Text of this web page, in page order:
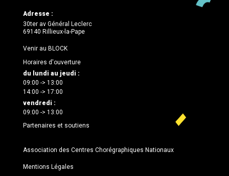
Adresse :
30ter av Général Leclerc
69140 Rillieux-la-Pape
Venir au BLOCK
Horaires d'ouverture
du lundi au jeudi :
09:00 -> 13:00
14:00 -> 17:00
vendredi :
09:00 -> 13:00
Partenaires et soutiens
Association des Centres Chorégraphiques Nationaux
Mentions Légales